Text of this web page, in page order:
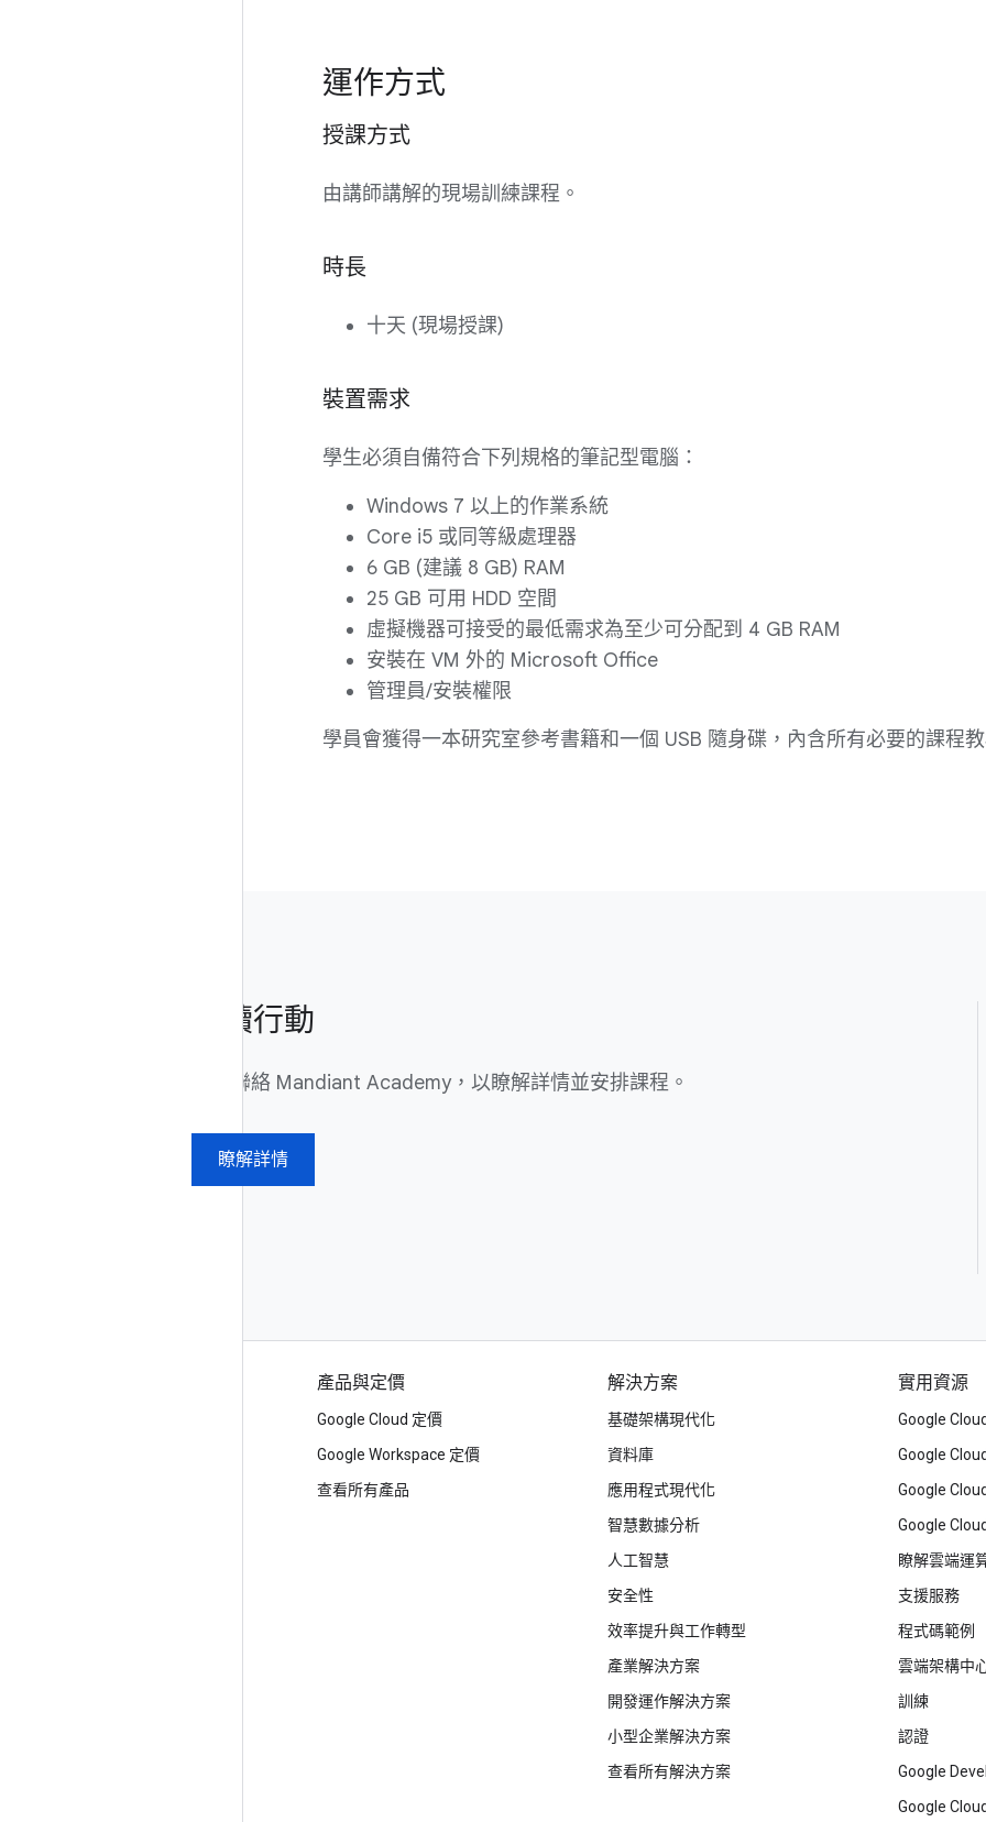
運作方式
授課方式
由講師講解的現場訓練課程。
時長
十天 (現場授課)
裝置需求
學生必須自備符合下列規格的筆記型電腦：
Windows 7 以上的作業系統
Core i5 或同等級處理器
6 GB (建議 8 GB) RAM
25 GB 可用 HDD 空間
虛擬機器可接受的最低需求為至少可分配到 4 GB RAM
安裝在 VM 外的 Microsoft Office
管理員/安裝權限
學員會獲得一本研究室參考書籍和一個 USB 隨身碟，內含所有必要的課程教
後續行動
立即聯絡 Mandiant Academy，以瞭解詳情並安排課程。
瞭解詳情
產品與定價
Google Cloud 定價
Google Workspace 定價
查看所有產品
解決方案
基礎架構現代化
資料庫
應用程式現代化
智慧數據分析
人工智慧
安全性
效率提升與工作轉型
產業解決方案
開發運作解決方案
小型企業解決方案
查看所有解決方案
實用資源
Google
Google
Google
Google
瞭解雲端運
支援服務
程式碼範例
雲端架構中
訓練
認證
Google
Google